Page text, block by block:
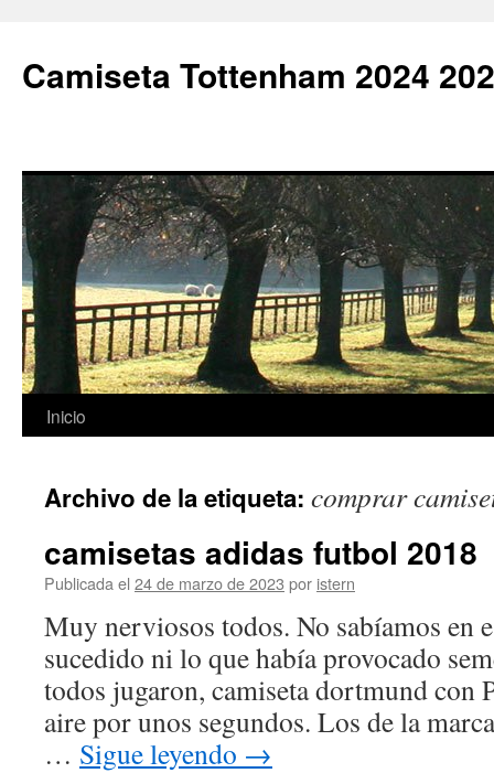
Camiseta Tottenham 2024
Saltar
contenido
Inicio
Archivo de la etiqueta: comprar
camisetas adidas futbol 2018
Publicada el 24 de marzo de 2023 por istern
Muy nerviosos todos. No sabíamos en
sucedido ni lo que había provocado
todos jugaron, camiseta dortmund con
aire por unos segundos. Los de la
… Sigue leyendo →